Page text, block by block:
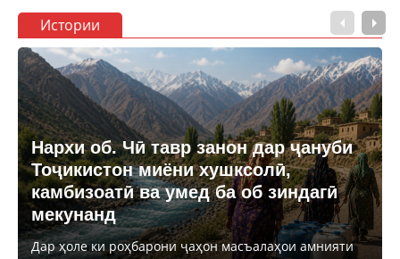
Истории
Нархи об. Чӣ тавр занон дар ҷануби
Тоҷикистон миёни хушксолӣ,
камбизоатӣ ва умед ба об зиндагӣ
мекунанд
Дар ҳоле ки роҳбарони ҷаҳон масъалаҳои амнияти